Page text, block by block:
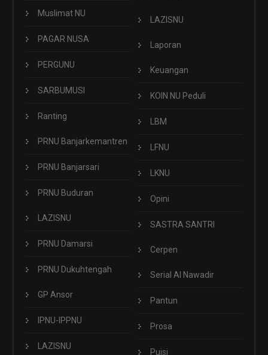
Muslimat NU
PAGAR NUSA
PERGUNU
SARBUMUSI
Ranting
PRNU Banjarkemantren
PRNU Banjarsari
PRNU Buduran
LAZISNU
PRNU Damarsi
PRNU Dukuhtengah
GP Ansor
IPNU-IPPNU
LAZISNU
LAZISNU
Laporan
Keuangan
KOIN NU Peduli
LBM
LFNU
LKNU
Opini
SASTRA SANTRI
Cerpen
Serial Al Nawadir
Pantun
Prosa
Puisi